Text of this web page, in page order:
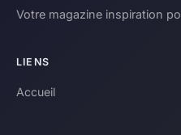
Votre magazine inspiration
LIENS
Accueil